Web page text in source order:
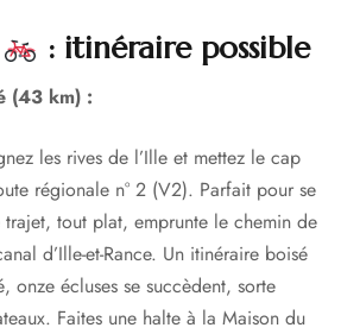
: itinéraire possible
(43 km) :
les rives de l’Ille et mettez le cap
régionale n° 2 (V2). Parfait pour se
tout plat, emprunte le chemin de
d’Ille-et-Rance. Un itinéraire boisé
onze écluses se succèdent, sorte
Faites une halte à la Maison du